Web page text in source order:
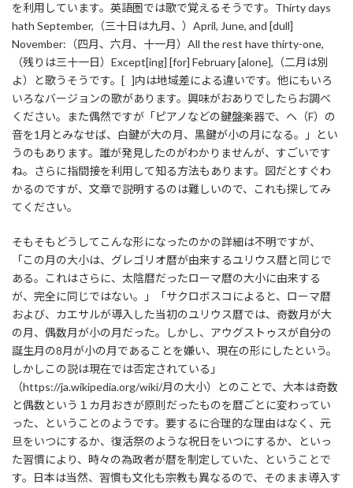
を利用しています。英語圏では歌で覚えるそうです。Thirty days
hath September,（三十日は九月、）April, June, and [dull]
November:（四月、六月、十一月）All the rest have thirty-one,
（残りは三十一日）Except[ing] [for] February [alone],（二月は別
よ）と歌うそうです。[ ]内は地域差による違いです。他にもいろ
いろなバージョンの歌があります。興味がおありでしたらお調べ
ください。また偶然ですが「ピアノなどの鍵盤楽器で、ヘ（F）の
音を1月とみなせば、白鍵が大の月、黒鍵が小の月になる。」とい
うのもあります。誰が発見したのがわかりませんが、すごいです
ね。さらに指間接を利用して知る方法もあります。図だとすぐわ
かるのですが、文章で説明するのは難しいので、これも探してみ
てください。
そもそもどうしてこんな形になったのかの詳細は不明ですが、
「この月の大小は、グレゴリオ暦が由来するユリウス暦と同じで
ある。これはさらに、太陰暦だったローマ暦の大小に由来する
が、完全に同じではない。」「サクロボスコによると、ローマ暦
および、カエサルが導入した当初のユリウス暦では、奇数月が大
の月、偶数月が小の月だった。しかし、アウグストゥスが自分の
誕生月の8月が小の月であることを嫌い、現在の形にしたという。
しかしこの説は現在では否定されている」
（https://ja.wikipedia.org/wiki/月の大小）とのことで、大本は奇数
と偶数という１カ月おきが原則だったものを暦ごとに変わってい
った、ということのようです。要するに合理的な理由はなく、元
旦をいつにするか、復活祭のような祝日をいつにするか、といっ
た習慣により、時々の為政者が暦を制定していた、ということで
す。日本は当然、習慣も文化も宗教も異なるので、そのまま導入す